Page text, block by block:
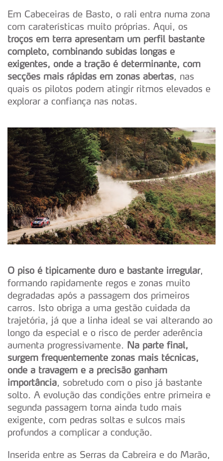
Em Cabeceiras de Basto, o rali entra numa zona
com caraterísticas muito próprias. Aqui, os
troços em terra apresentam um perfil bastante
completo, combinando subidas longas e
exigentes, onde a tração é determinante, com
secções mais rápidas em zonas abertas, nas
quais os pilotos podem atingir ritmos elevados e
explorar a confiança nas notas.
O piso é tipicamente duro e bastante irregular,
formando rapidamente regos e zonas muito
degradadas após a passagem dos primeiros
carros. Isto obriga a uma gestão cuidada da
trajetória, já que a linha ideal se vai alterando ao
longo da especial e o risco de perder aderência
aumenta progressivamente. Na parte final,
surgem frequentemente zonas mais técnicas,
onde a travagem e a precisão ganham
importância, sobretudo com o piso já bastante
solto. A evolução das condições entre primeira e
segunda passagem torna ainda tudo mais
exigente, com pedras soltas e sulcos mais
profundos a complicar a condução.
Inserida entre as Serras da Cabreira e do Marão,